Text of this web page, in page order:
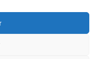
Coisas Legais.